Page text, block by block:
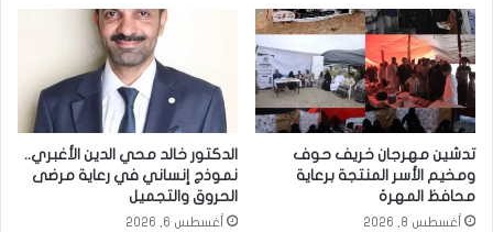
تدشين مهرجان خريف حوف
ومخيم الأسر المنتجة برعاية
محافظ المهرة
أغسطس 8, 2026
الدكتور خالد محي الدين الأغبري..
نموذج إنساني في رعاية مرضى
الحروق والتجميل
أغسطس 6, 2026